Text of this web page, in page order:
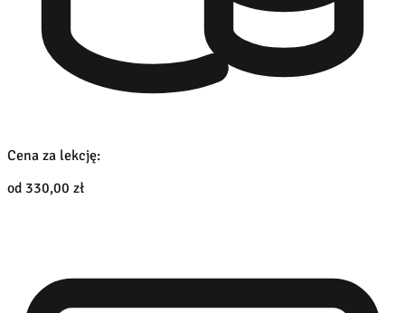
Cena za lekcję:
od 330,00 zł